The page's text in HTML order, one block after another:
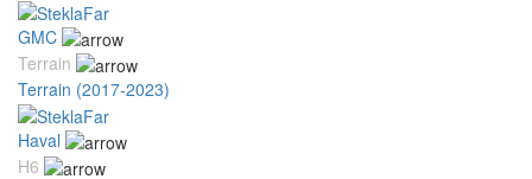
GMC
Terrain
Terrain (2017-2023)
Haval
H6